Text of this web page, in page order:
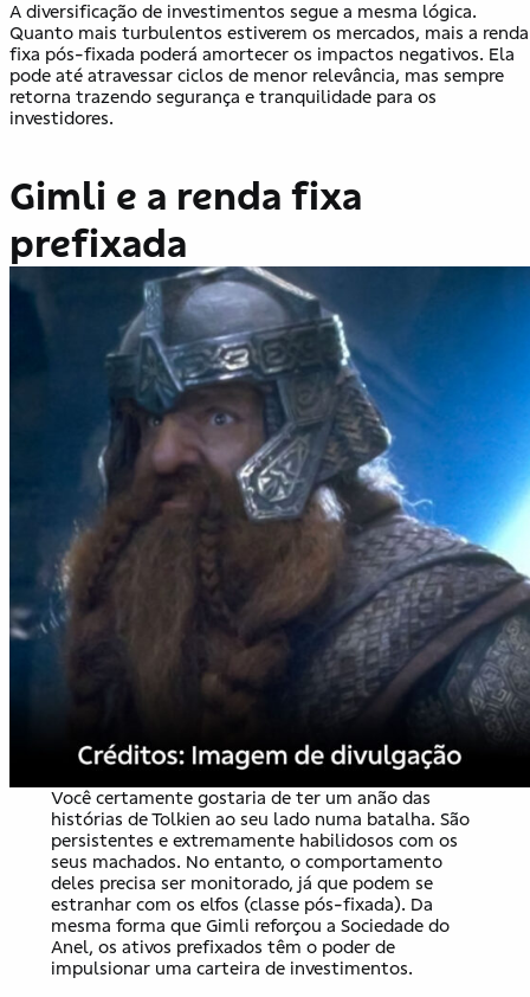
A diversificação de investimentos segue a mesma lógica.
Quanto mais turbulentos estiverem os mercados, mais a renda
fixa pós-fixada poderá amortecer os impactos negativos. Ela
pode até atravessar ciclos de menor relevância, mas sempre
retorna trazendo segurança e tranquilidade para os
investidores.
Gimli e a renda fixa
prefixada
Você certamente gostaria de ter um anão das
histórias de Tolkien ao seu lado numa batalha. São
persistentes e extremamente habilidosos com os
seus machados. No entanto, o comportamento
deles precisa ser monitorado, já que podem se
estranhar com os elfos (classe pós-fixada). Da
mesma forma que Gimli reforçou a Sociedade do
Anel, os ativos prefixados têm o poder de
impulsionar uma carteira de investimentos.